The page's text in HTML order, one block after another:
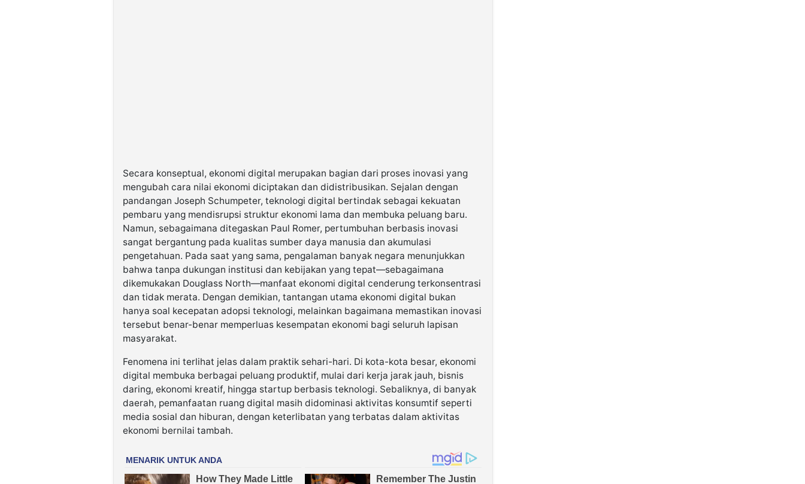
Secara konseptual, ekonomi digital merupakan bagian dari proses inovasi yang
mengubah cara nilai ekonomi diciptakan dan didistribusikan. Sejalan dengan
pandangan Joseph Schumpeter, teknologi digital bertindak sebagai kekuatan
pembaru yang mendisrupsi struktur ekonomi lama dan membuka peluang baru.
Namun, sebagaimana ditegaskan Paul Romer, pertumbuhan berbasis inovasi
sangat bergantung pada kualitas sumber daya manusia dan akumulasi
pengetahuan. Pada saat yang sama, pengalaman banyak negara menunjukkan
bahwa tanpa dukungan institusi dan kebijakan yang tepat—sebagaimana
dikemukakan Douglass North—manfaat ekonomi digital cenderung terkonsentrasi
dan tidak merata. Dengan demikian, tantangan utama ekonomi digital bukan
hanya soal kecepatan adopsi teknologi, melainkan bagaimana memastikan inovasi
tersebut benar-benar memperluas kesempatan ekonomi bagi seluruh lapisan
masyarakat.
Fenomena ini terlihat jelas dalam praktik sehari-hari. Di kota-kota besar, ekonomi
digital membuka berbagai peluang produktif, mulai dari kerja jarak jauh, bisnis
daring, ekonomi kreatif, hingga startup berbasis teknologi. Sebaliknya, di banyak
daerah, pemanfaatan ruang digital masih didominasi aktivitas konsumtif seperti
media sosial dan hiburan, dengan keterlibatan yang terbatas dalam aktivitas
ekonomi bernilai tambah.